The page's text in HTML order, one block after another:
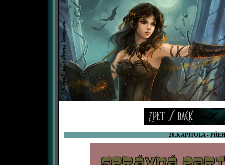
20.KAPITOLA -